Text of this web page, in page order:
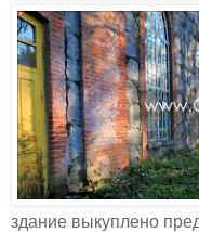
здание выкуплено